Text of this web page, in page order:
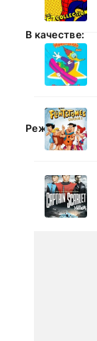
В качестве:
Режиссер: